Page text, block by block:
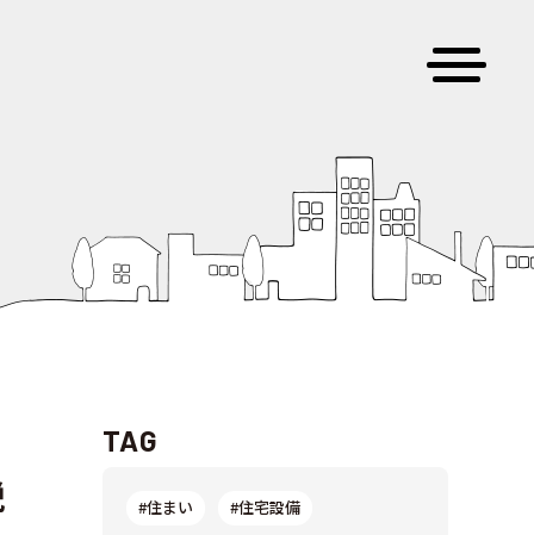
TAG
#住まい #住宅設備